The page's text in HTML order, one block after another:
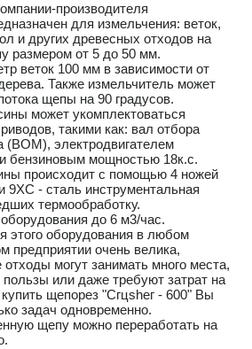
производителя
для измельчения: веток,
и других древесных отходов на
размером от 5 до 50 мм.
веток 100 мм в зависимости от
Также измельчитель может
щепы на 90 градусов.
может укомплектоваться
такими как: вал отбора
(ВОМ), электродвигателем
бензиновым мощностью 18к.с.
происходит с помощью 4 ножей
9ХС - сталь инструментальная
термообработку.
до 6 м3/час.
этого оборудования в любом
предприятии очень велика,
могут занимать много места,
пользы или даже требуют затрат на
щепорез "Сгцѕһег - 600" Вы
задач одновременно.
щепу можно переработать на